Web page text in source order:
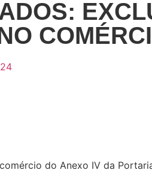
do Anexo IV da